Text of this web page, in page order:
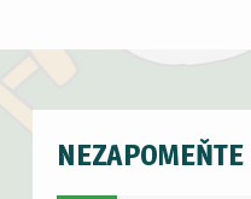
NEZAPOMEŇTE